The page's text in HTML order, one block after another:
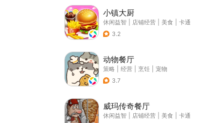
小镇大厨
休闲益智 店铺经营 美食
卡通
3.2
动物餐厅
策略 经营 烹饪
宠物
3.7
威玛传奇餐厅
休闲益智 店铺经营 美食
卡通